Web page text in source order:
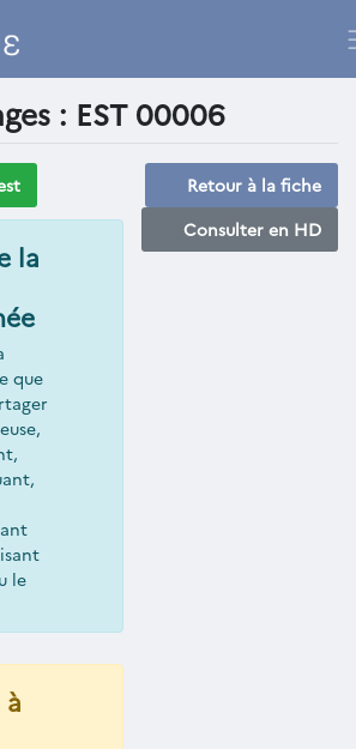
: EST 00006
Retour à la fiche
Consulter en HD
la
que
le